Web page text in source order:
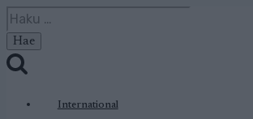
Siirry
sisältöön
Haku:
International